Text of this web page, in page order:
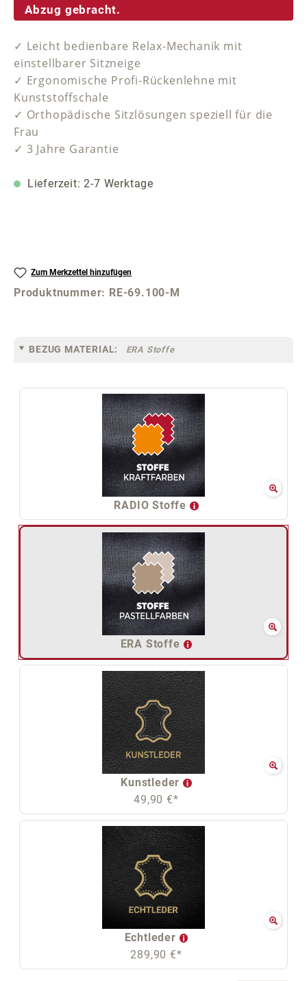
Abzug gebracht.
✓ Leicht bedienbare Relax-Mechanik mit
einstellbarer Sitzneige
✓ Ergonomische Profi-Rückenlehne mit
Kunststoffschale
✓ Orthopädische Sitzlösungen speziell für die
Frau
✓ 3 Jahre Garantie
Lieferzeit: 2-7 Werktage
Zum Merkzettel hinzufügen
Produktnummer: RE-69.100-M
BEZUG MATERIAL: ERA Stoffe
RADIO Stoffe
ERA Stoffe
Kunstleder
49,90 €*
Echtleder
289,90 €*